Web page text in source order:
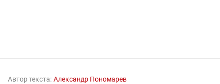
Автор текста: Александр Пономарев